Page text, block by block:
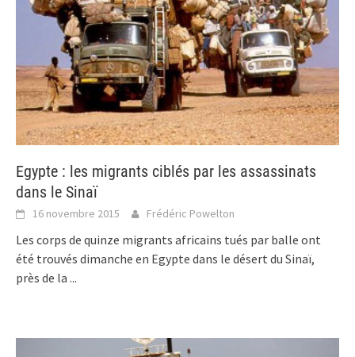
Egypte : les migrants ciblés par les assassinats
dans le Sinaï
16 novembre 2015 Frédéric Powelton
Les corps de quinze migrants africains tués par balle ont
été trouvés dimanche en Egypte dans le désert du Sinaï,
près de la ...